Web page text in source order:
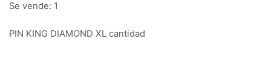
Se vende: 1
PIN KING DIAMOND XL cantidad